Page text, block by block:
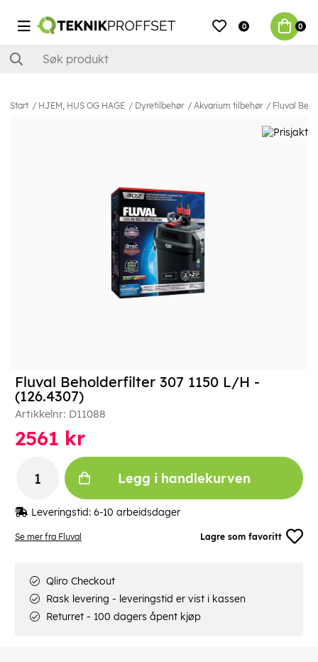
0 0
Start HJEM, HUS OG HAGE Dyretilbehør Akvarium tilbehør Fluval
Se mer fra Fluval Lagre som favoritt
Fluval Beholderfilter 307 1150 L/H -
(126.4307)
Artikkelnr: D11088
2561 kr
Legg i handlekurven
Leveringstid: 6-10 arbeidsdager
Qliro Checkout
Rask levering - leveringstid er vist i kassen
Returret - 100 dagers åpent kjøp